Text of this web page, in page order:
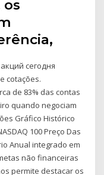
os
сегодня
cotações.
de 83% das contas
quando negociam
Gráfico Histórico
100 Preço Das
Anual integrado em
não financeiras
permite destacar os